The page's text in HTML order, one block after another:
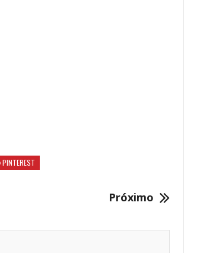
PINTEREST
Próximo